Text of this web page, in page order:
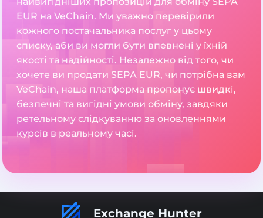
EUR на VeChain. Ми уважно перевірили
кожного постачальника послуг у цьому
списку, аби ви могли бути впевнені у їхній
якості та надійності. Незалежно від того, чи
хочете ви продати SEPA EUR, чи потрібна вам
VeChain, наша платформа пропонує швидкі,
безпечні та вигідні умови обміну, завдяки
ретельному слідкуванню за оновленнями
курсів в реальному часі.
Exchange Hunter